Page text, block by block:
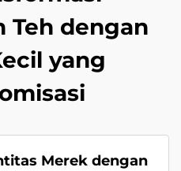
Teh dengan
yang
Merek dengan